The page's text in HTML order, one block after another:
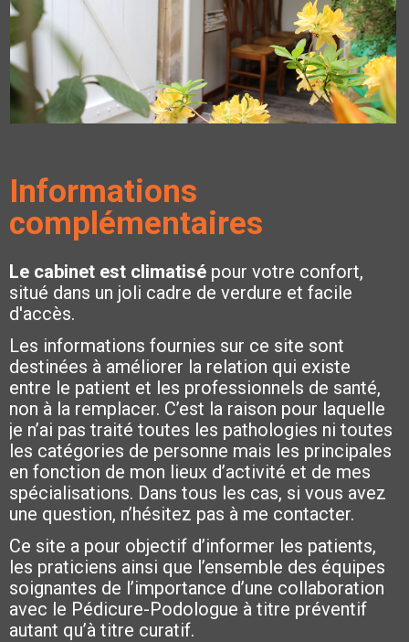
Informations
complémentaires
Le cabinet est climatisé pour votre confort,
situé dans un joli cadre de verdure et facile
d'accès.
Les informations fournies sur ce site sont
destinées à améliorer la relation qui existe
entre le patient et les professionnels de santé,
non à la remplacer. C’est la raison pour laquelle
je n’ai pas traité toutes les pathologies ni toutes
les catégories de personne mais les principales
en fonction de mon lieux d’activité et de mes
spécialisations. Dans tous les cas, si vous avez
une question, n’hésitez pas à me contacter.
Ce site a pour objectif d’informer les patients,
les praticiens ainsi que l’ensemble des équipes
soignantes de l’importance d’une collaboration
avec le Pédicure-Podologue à titre préventif
autant qu’à titre curatif.